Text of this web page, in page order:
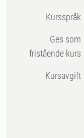
Kursspråk
Ges som
fristående kurs
Kursavgift